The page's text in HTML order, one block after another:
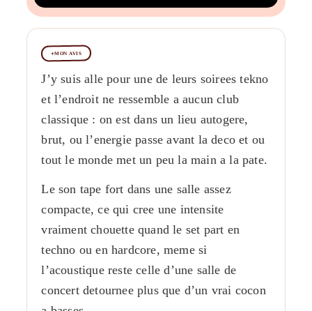
MON AVIS
J’y suis alle pour une de leurs soirees tekno
et l’endroit ne ressemble a aucun club
classique : on est dans un lieu autogere,
brut, ou l’energie passe avant la deco et ou
tout le monde met un peu la main a la pate.
Le son tape fort dans une salle assez
compacte, ce qui cree une intensite
vraiment chouette quand le set part en
techno ou en hardcore, meme si
l’acoustique reste celle d’une salle de
concert detournee plus que d’un vrai cocon